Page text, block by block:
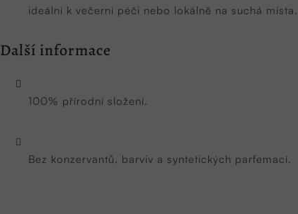
ideální k večerní péči nebo lokálně na suchá místa.
Další informace
100% přírodní složení.
Bez konzervantů, barviv a syntetických parfemací.